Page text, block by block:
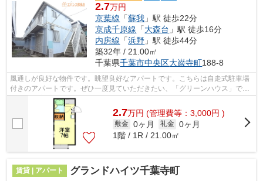
2.7万円
京葉線 「蘇我 」駅 徒歩22分
京成千原線 「大森台 」駅 徒歩16分
内房線 「浜野 」駅 徒歩44分
築32年 / 21.00㎡
千葉県千葉市中央区大巌寺町188-8
風通しが良好な物件です。眺望良好なアパートです。こちらは自走式駐車場
付きのアパートです。ぜひ一度見ていただきたい、「グリーンハウス」で
す。千葉市中央区の京葉線蘇我近くが快...
2.7万円 (管理費等：3,000円 )
敷金 0ヶ月 礼金 0ヶ月
1階 / 1R / 21.00㎡
賃貸 | アパート グランドハイツ千葉寺町